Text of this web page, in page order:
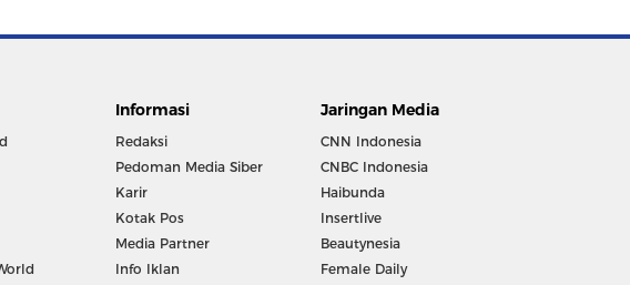
Informasi
Redaksi
Pedoman Media Siber
Karir
Kotak Pos
Media Partner
Info Iklan
Jaringan Media
CNN Indonesia
CNBC Indonesia
Haibunda
Insertlive
Beautynesia
Female Daily